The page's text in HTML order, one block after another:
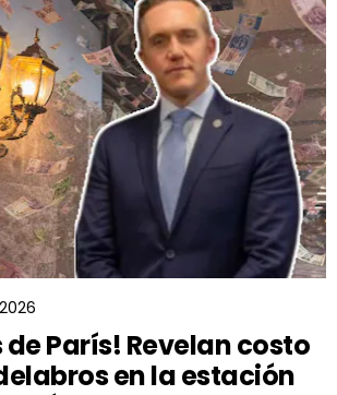
de París! Revelan costo
en la estación